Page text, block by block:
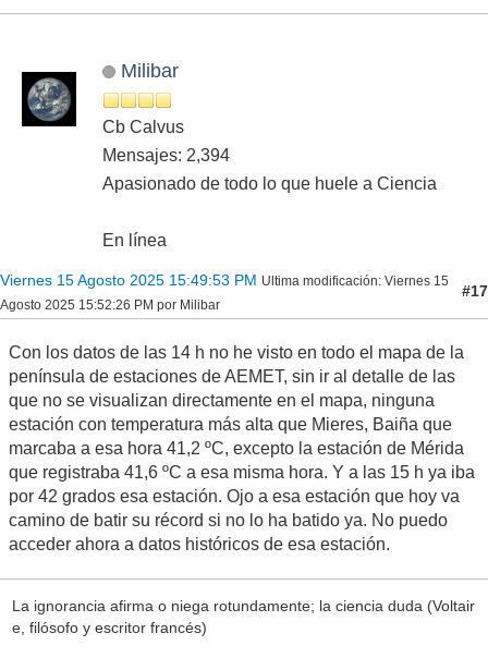
Milibar
Cb Calvus
Mensajes: 2,394
Apasionado de todo lo que huele a Ciencia
En línea
Viernes 15 Agosto 2025 15:49:53 PM Ultima modificación: Viernes 15
Agosto 2025 15:52:26 PM por Milibar
#17
Con los datos de las 14 h no he visto en todo el mapa de la
península de estaciones de AEMET, sin ir al detalle de las
que no se visualizan directamente en el mapa, ninguna
estación con temperatura más alta que Mieres, Baiña que
marcaba a esa hora 41,2 ºC, excepto la estación de Mérida
que registraba 41,6 ºC a esa misma hora. Y a las 15 h ya iba
por 42 grados esa estación. Ojo a esa estación que hoy va
camino de batir su récord si no lo ha batido ya. No puedo
acceder ahora a datos históricos de esa estación.
La ignorancia afirma o niega rotundamente; la ciencia duda (Voltair
e, filósofo y escritor francés)